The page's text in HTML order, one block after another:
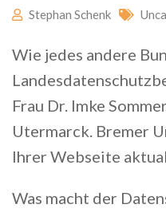
Stephan Schenk
Wie jedes andere
Frau Dr. Imke
Utermarck. Bremer
Ihrer Webseite
Was macht der